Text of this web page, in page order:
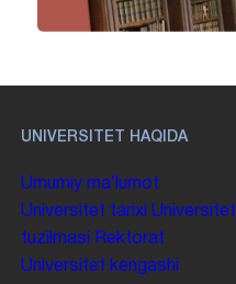
UNIVERSITET HAQIDA
Umumiy maʼlumot
Universitet tarixi Universitet
tuzilmasi Rektorat
Universitet kengashi